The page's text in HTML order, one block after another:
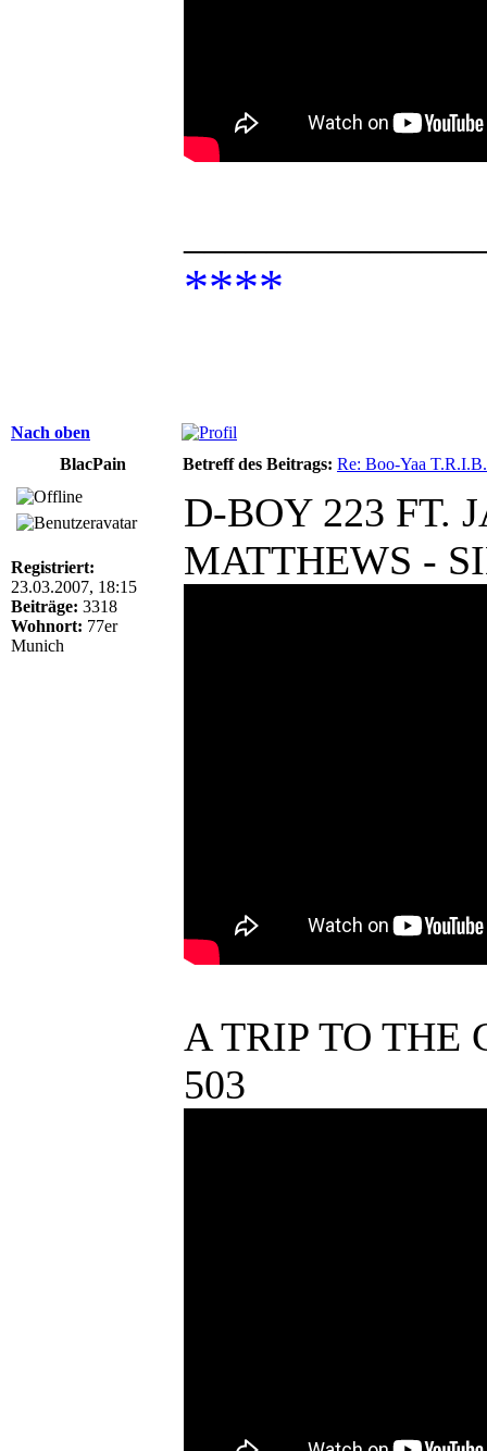
****
Nach oben
BlacPain
Betreff des Beitrags: Re: Boo-Yaa
Registriert:
23.03.2007, 18:15
Beiträge: 3318
Wohnort: 77er
Munich
D-BOY 223 FT.
MATTHEWS -
A TRIP TO THE
503